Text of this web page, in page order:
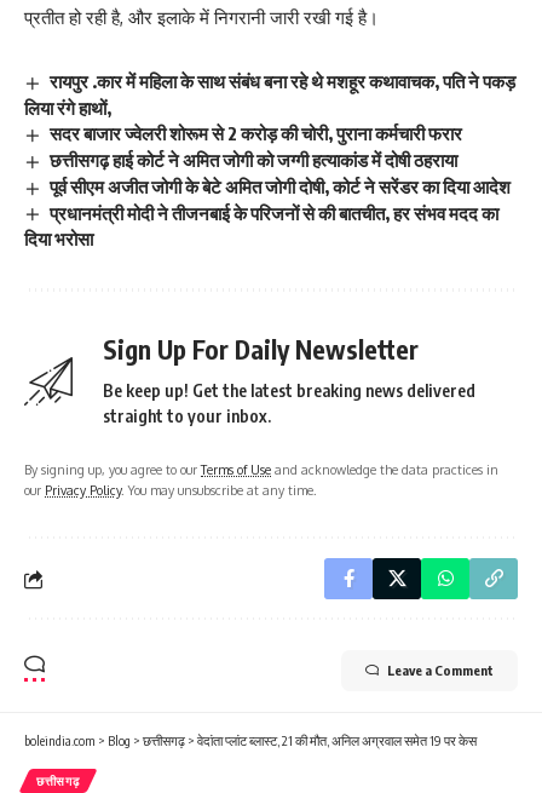
प्रतीत हो रही है, और इलाके में निगरानी जारी रखी गई है।
रायपुर .कार में महिला के साथ संबंध बना रहे थे मशहूर कथावाचक, पति ने पकड़
लिया रंगे हाथों,
सदर बाजार ज्वेलरी शोरूम से 2 करोड़ की चोरी, पुराना कर्मचारी फरार
छत्तीसगढ़ हाई कोर्ट ने अमित जोगी को जग्गी हत्याकांड में दोषी ठहराया
पूर्व सीएम अजीत जोगी के बेटे अमित जोगी दोषी, कोर्ट ने सरेंडर का दिया आदेश
प्रधानमंत्री मोदी ने तीजनबाई के परिजनों से की बातचीत, हर संभव मदद का
दिया भरोसा
Sign Up For Daily Newsletter
Be keep up! Get the latest breaking news delivered
straight to your inbox.
By signing up, you agree to ourTerms of Use and acknowledge the data practices in
our Privacy Policy. You may unsubscribe at any time.
Leave a Comment
boleindia.com > Blog > छत्तीसगढ़ > वेदांता प्लांट ब्लास्ट, 21 की मौत, अनिल अग्रवाल समेत 19 पर केस
छत्तीसगढ़